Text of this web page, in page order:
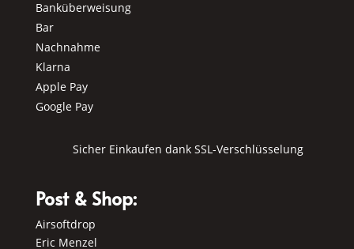
Banküberweisung
Bar
Nachnahme
Klarna
Apple Pay
Google Pay
Sicher Einkaufen dank SSL-Verschlüsselung
Post & Shop:
Airsoftdrop
Eric Menzel